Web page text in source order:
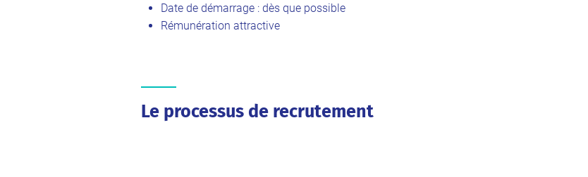
Date de démarrage : dès que possible
Rémunération attractive
Le processus de recrutement